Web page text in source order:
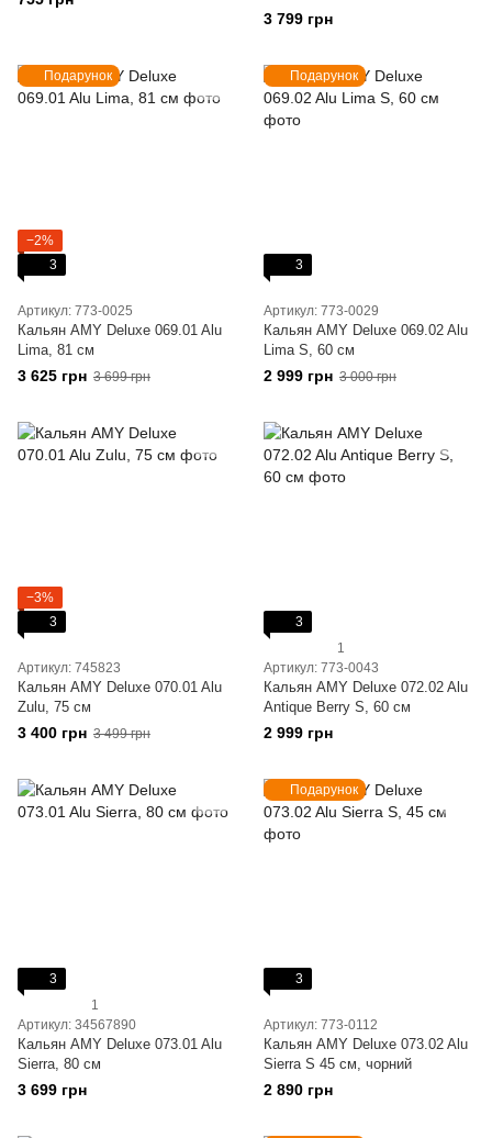
3 799 грн
Подарунок
−2%
3
Артикул: 773-0025
Кальян AMY Deluxe 069.01 Alu
Lima, 81 см
3 625 грн 3 699 грн
Подарунок
3
Артикул: 773-0029
Кальян AMY Deluxe 069.02 Alu
Lima S, 60 см
2 999 грн 3 000 грн
−3%
3
Артикул: 745823
Кальян AMY Deluxe 070.01 Alu
Zulu, 75 см
3 400 грн 3 499 грн
3
1
Артикул: 773-0043
Кальян AMY Deluxe 072.02 Alu
Antique Berry S, 60 см
2 999 грн
3
1
Артикул: 34567890
Кальян AMY Deluxe 073.01 Alu
Sierra, 80 см
3 699 грн
Подарунок
3
Артикул: 773-0112
Кальян AMY Deluxe 073.02 Alu
Sierra S 45 см, чорний
2 890 грн